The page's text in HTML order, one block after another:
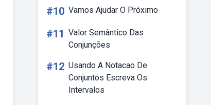
#10 Vamos Ajudar O Próximo
#11 Valor Semântico Das
Conjunções
#12 Usando A Notacao De
Conjuntos Escreva Os
Intervalos